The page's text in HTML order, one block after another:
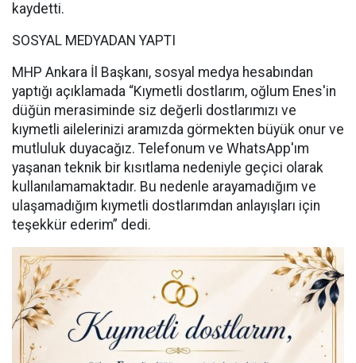
kaydetti.
SOSYAL MEDYADAN YAPTI
MHP Ankara İl Başkanı, sosyal medya hesabından
yaptığı açıklamada “Kıymetli dostlarım, oğlum Enes'in
düğün merasiminde siz değerli dostlarımızı ve
kıymetli ailelerinizi aramızda görmekten büyük onur ve
mutluluk duyacağız. Telefonum ve WhatsApp'ım
yaşanan teknik bir kısıtlama nedeniyle geçici olarak
kullanılamamaktadır. Bu nedenle arayamadığım ve
ulaşamadığım kıymetli dostlarımdan anlayışları için
teşekkür ederim” dedi.